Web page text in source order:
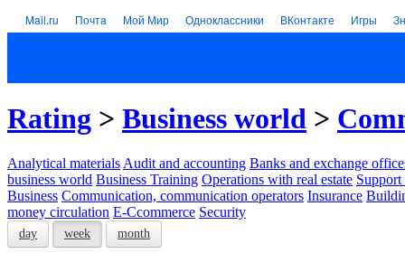
Mail.ru Почта Мой Мир Одноклассники ВКонтакте Игры
Rating > Business world >
Analytical materials Audit and accounting Banks and exchange
business world Business Training Operations with real estate Support
Business Communication, communication operators Insurance
money circulation E-Ccommerce Security
day week month